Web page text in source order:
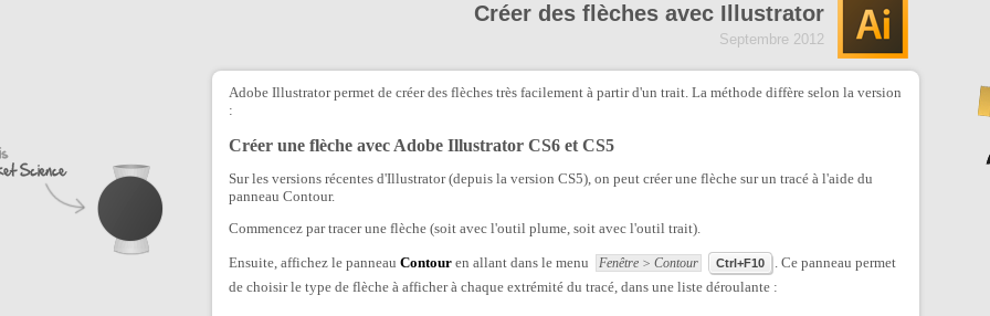
Créer des flèches avec Illustrator
Septembre 2012
Adobe Illustrator permet de créer des flèches très facilement à partir d'un trait. La méthode diffère selon la version
:
Créer une flèche avec Adobe Illustrator CS6 et CS5
Sur les versions récentes d'Illustrator (depuis la version CS5), on peut créer une flèche sur un tracé à l'aide du
panneau Contour.
Commencez par tracer une flèche (soit avec l'outil plume, soit avec l'outil trait).
Ensuite, affichez le panneau Contour en allant dans le menu Fenêtre > Contour Ctrl+F10
. Ce panneau permet
de choisir le type de flèche à afficher à chaque extrémité du tracé, dans une liste déroulante :